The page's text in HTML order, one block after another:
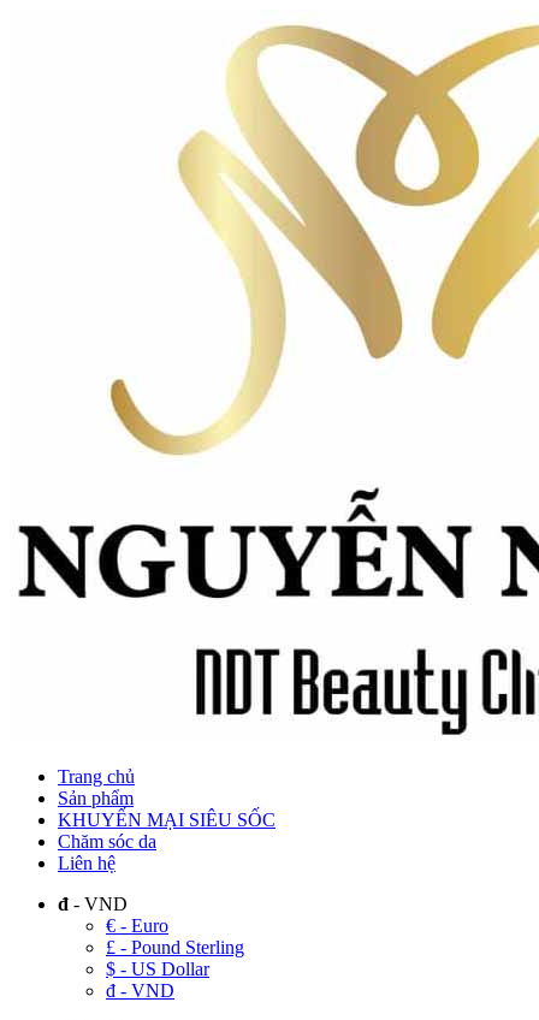
Trang chủ
Sản phẩm
KHUYẾN MẠI SIÊU SỐC
Chăm sóc da
Liên hệ
đ - VND
€ - Euro
£ - Pound Sterling
$ - US Dollar
đ - VND